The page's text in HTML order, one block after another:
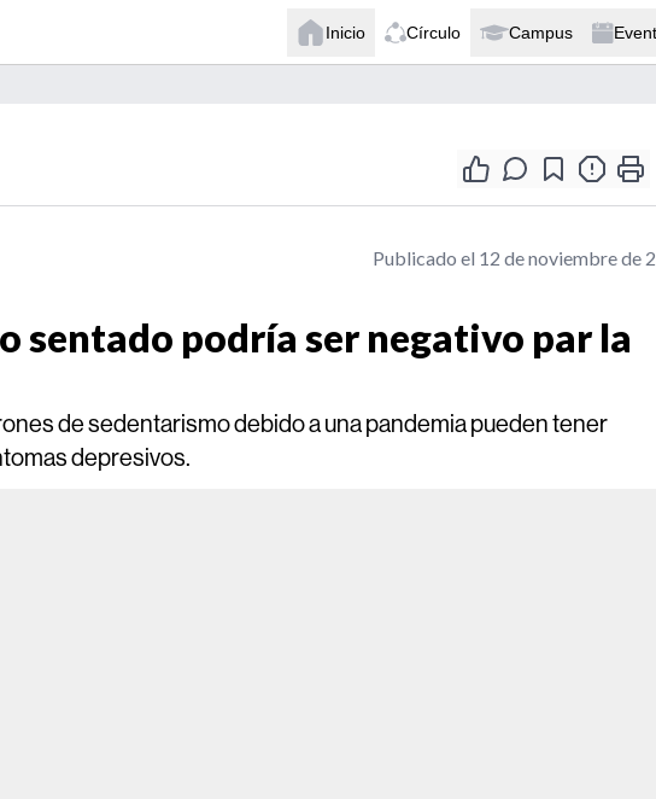
Inicio Círculo Campus
Publicado el 12 de noviembre de
sentado podría ser negativo par la
de sedentarismo debido a una pandemia pueden tener
depresivos.